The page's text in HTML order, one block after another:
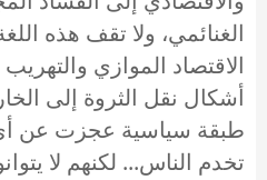
الغنائمي، ولا تقف هذه
الاقتصاد الموازي
أشكال نقل الثروة إلى
طبقة سياسية عجزت عن أي
تخدم الناس... لكنهم لا